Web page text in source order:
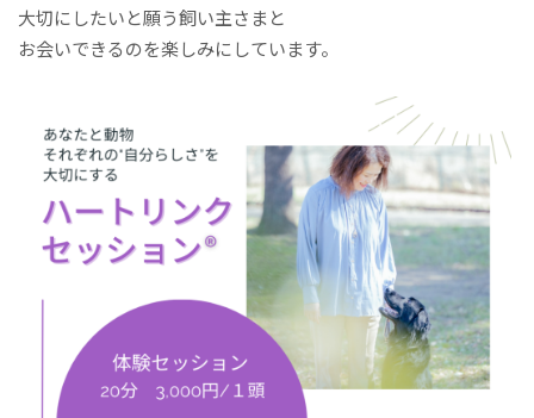
大切にしたいと願う飼い主さまと
お会いできるのを楽しみにしています。